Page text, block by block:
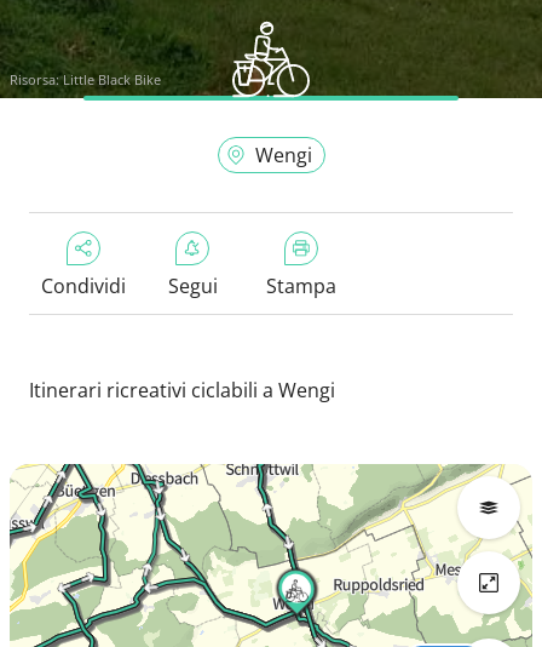
Risorsa:Little Black Bike
Wengi
Condividi Segui Stampa
Itinerari ricreativi ciclabili a Wengi